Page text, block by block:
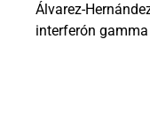
Álvarez-
interferón